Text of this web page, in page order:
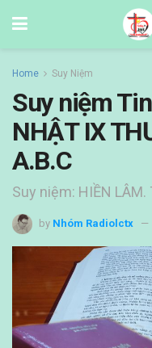
Home Suy Niệm
Suy niệm
NHẬT IX
A.B.C
Suy niệm: HIỀN LÂM.
by Nhóm Radiolctx